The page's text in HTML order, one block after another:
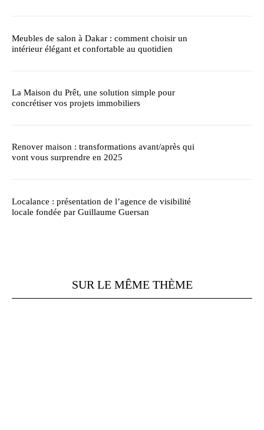
Meubles de salon à Dakar : comment choisir un
intérieur élégant et confortable au quotidien
La Maison du Prêt, une solution simple pour
concrétiser vos projets immobiliers
Renover maison : transformations avant/après qui
vont vous surprendre en 2025
Localance : présentation de l’agence de visibilité
locale fondée par Guillaume Guersan
SUR LE MÊME THÈME